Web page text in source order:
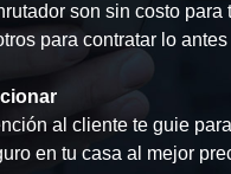
son sin costo para
para contratar lo
al cliente te guie
en tu casa al mejor